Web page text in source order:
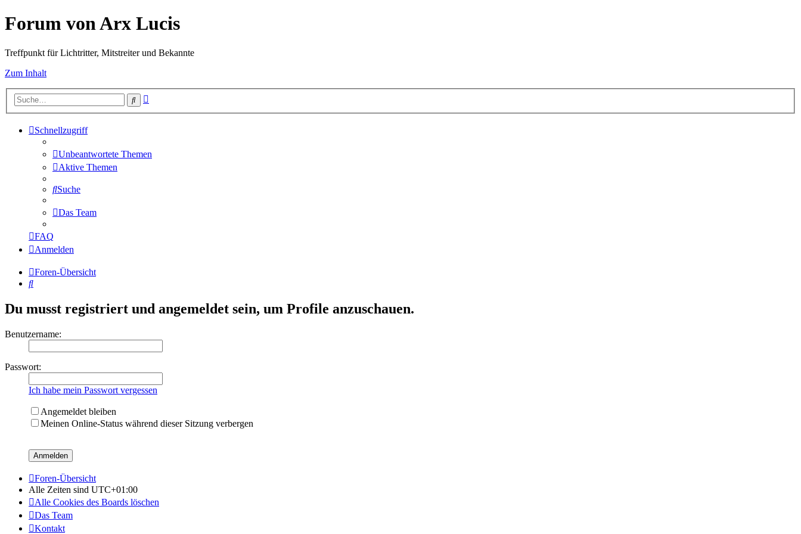
Forum von Arx Lucis
Treffpunkt für Lichtritter, Mitstreiter und Bekannte
Zum Inhalt
Suche
Schnellzugriff
Unbeantwortete Themen
Aktive Themen
Suche
Das Team
FAQ
Anmelden
Foren-Übersicht
Suche
Du musst registriert und angemeldet sein, um Profile anzuschauen.
Benutzername:
Passwort:
Ich habe mein Passwort vergessen
Angemeldet bleiben
Meinen Online-Status während dieser Sitzung verbergen
Foren-Übersicht
Alle Zeiten sind UTC+01:00
Alle Cookies des Boards löschen
Das Team
Kontakt